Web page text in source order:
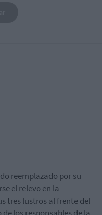
reemplazado por su
el relevo en la
tres lustros al frente del